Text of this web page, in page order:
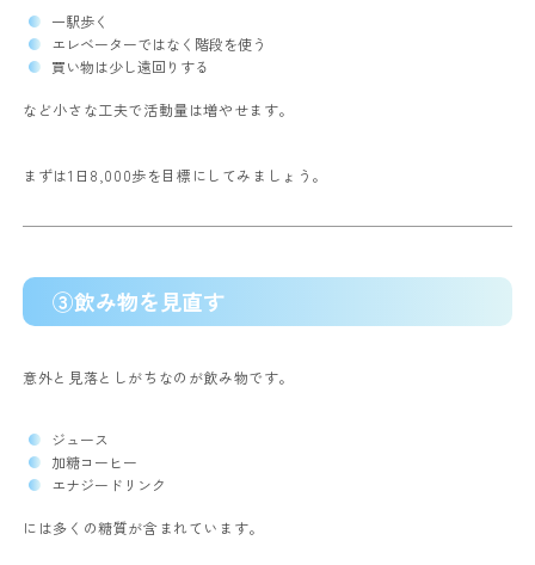
一駅歩く
エレベーターではなく階段を使う
買い物は少し遠回りする
など小さな工夫で活動量は増やせます。
まずは1日8,000歩を目標にしてみましょう。
③飲み物を見直す
意外と見落としがちなのが飲み物です。
ジュース
加糖コーヒー
エナジードリンク
には多くの糖質が含まれています。